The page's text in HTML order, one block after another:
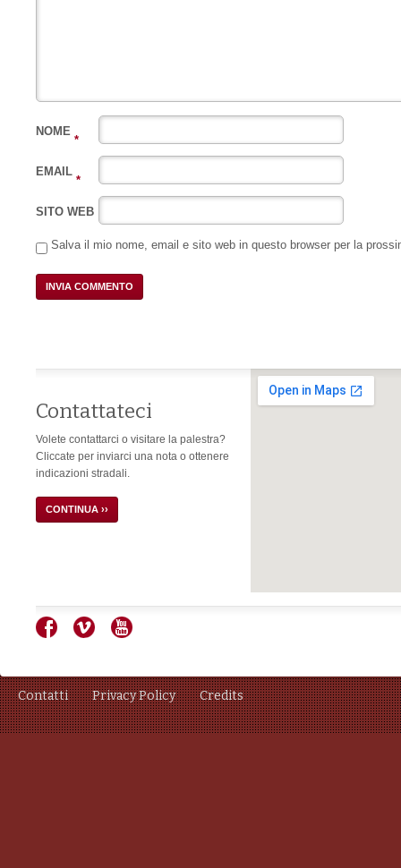
NOME
*
EMAIL
*
SITO WEB
Salva il mio nome, email e sito web in questo browser per la
Contattateci
Volete contattarci o visitare la palestra?
Cliccate per inviarci una nota o ottenere
indicazioni stradali.
CONTINUA ››
Contatti Privacy Policy Credits